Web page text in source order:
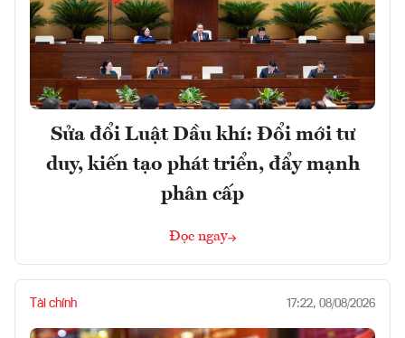
Sửa đổi Luật Dầu khí: Đổi mới tư
duy, kiến tạo phát triển, đẩy mạnh
phân cấp
Đọc ngay
Tài chính 17:22, 08/08/2026